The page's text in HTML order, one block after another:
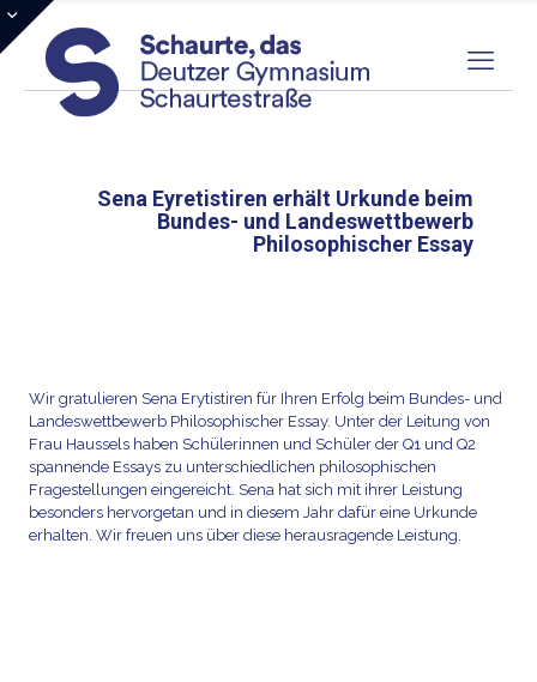
Sena Eyretistiren erhält Urkunde beim
Bundes- und Landeswettbewerb
Philosophischer Essay
Wir gratulieren Sena Erytistiren für Ihren Erfolg beim Bundes- und
Landeswettbewerb Philosophischer Essay. Unter der Leitung von
Frau Haussels haben Schülerinnen und Schüler der Q1 und Q2
spannende Essays zu unterschiedlichen philosophischen
Fragestellungen eingereicht. Sena hat sich mit ihrer Leistung
besonders hervorgetan und in diesem Jahr dafür eine Urkunde
erhalten. Wir freuen uns über diese herausragende Leistung.